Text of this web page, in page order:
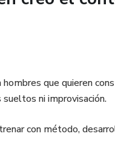
que quieren
ni improvisación.
con método,